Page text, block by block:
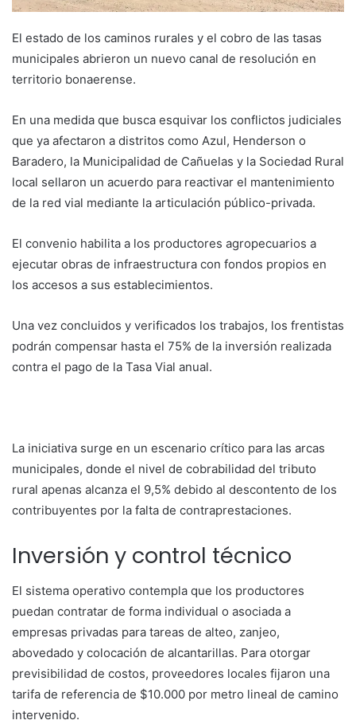
El estado de los caminos rurales y el cobro de las tasas
municipales abrieron un nuevo canal de resolución en
territorio bonaerense.
En una medida que busca esquivar los conflictos judiciales
que ya afectaron a distritos como Azul, Henderson o
Baradero, la Municipalidad de Cañuelas y la Sociedad Rural
local sellaron un acuerdo para reactivar el mantenimiento
de la red vial mediante la articulación público-privada.
El convenio habilita a los productores agropecuarios a
ejecutar obras de infraestructura con fondos propios en
los accesos a sus establecimientos.
Una vez concluidos y verificados los trabajos, los frentistas
podrán compensar hasta el 75% de la inversión realizada
contra el pago de la Tasa Vial anual.
La iniciativa surge en un escenario crítico para las arcas
municipales, donde el nivel de cobrabilidad del tributo
rural apenas alcanza el 9,5% debido al descontento de los
contribuyentes por la falta de contraprestaciones.
Inversión y control técnico
El sistema operativo contempla que los productores
puedan contratar de forma individual o asociada a
empresas privadas para tareas de alteo, zanjeo,
abovedado y colocación de alcantarillas. Para otorgar
previsibilidad de costos, proveedores locales fijaron una
tarifa de referencia de $10.000 por metro lineal de camino
intervenido.